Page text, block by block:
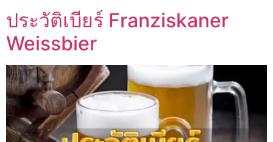
ประวัติเบียร์ Franziskaner
Weissbier